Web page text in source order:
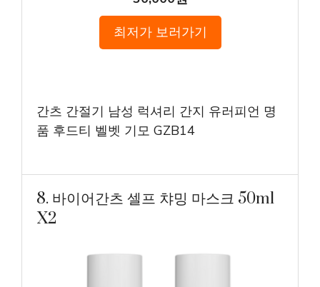
최저가 보러가기
간츠 간절기 남성 럭셔리 간지 유러피언 명
품 후드티 벨벳 기모 GZB14
8. 바이어간츠 셀프 챠밍 마스크 50ml
X2